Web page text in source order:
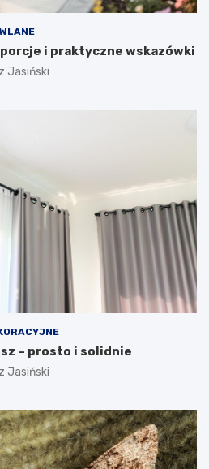
i praktyczne wskazówki
Jasiński
– prosto i solidnie
Jasiński